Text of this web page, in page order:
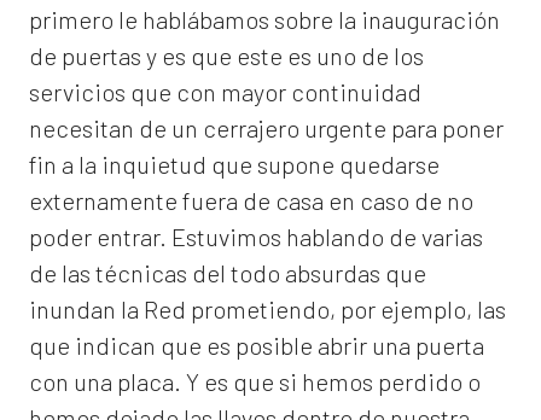
primero le hablábamos sobre la inauguración
de puertas y es que este es uno de los
servicios que con mayor continuidad
necesitan de un cerrajero urgente para poner
fin a la inquietud que supone quedarse
externamente fuera de casa en caso de no
poder entrar. Estuvimos hablando de varias
de las técnicas del todo absurdas que
inundan la Red prometiendo, por ejemplo, las
que indican que es posible abrir una puerta
con una placa. Y es que si hemos perdido o